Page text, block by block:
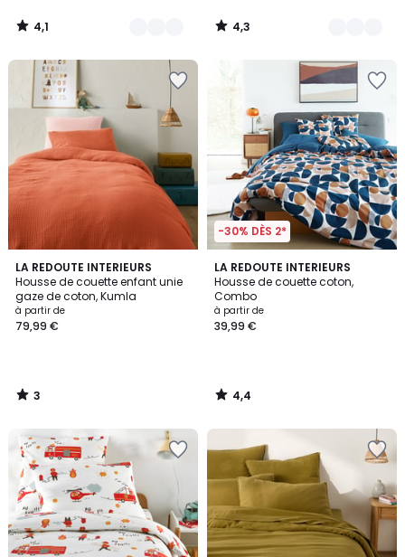
4,1
/
4,3
/
LA REDOUTE INTERIEURS
Housse de couette enfant unie
gaze de coton, Kumla
à partir de
79,99 €
3
/
5
3
/
-30% DÈS 2*
LA REDOUTE INTERIEURS
Housse de couette coton,
Combo
à partir de
39,99 €
4,4
/ 5
4,4
/